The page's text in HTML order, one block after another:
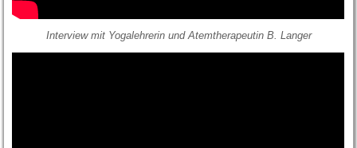
Interview mit Yogalehrerin und Atemtherapeutin B. Langer